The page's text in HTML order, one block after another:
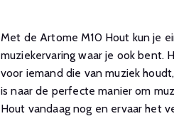
Met de Artome M10 Hout kun je
muziekervaring waar je ook bent.
voor iemand die van muziek
is naar de perfecte manier om
Hout vandaag nog en ervaar het